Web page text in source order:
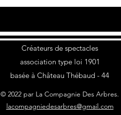
Créateurs de spectacles
association type loi 1901
basée à Château Thébaud - 44
© 2022 par La Compagnie Des Arbres.
lacompagniedesarbres@gmail.com